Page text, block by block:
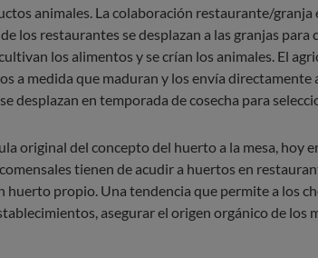
animales. La colaboración restaurante/granja
los restaurantes se desplazan a las granjas para
los alimentos y se crían los animales. El
a medida que maduran y los envía directamente
desplazan en temporada de cosecha para
original del concepto del huerto a la mesa, hoy
tienen de acudir a huertos en
huerto propio. Una tendencia que permite a los
asegurar el origen orgánico de los